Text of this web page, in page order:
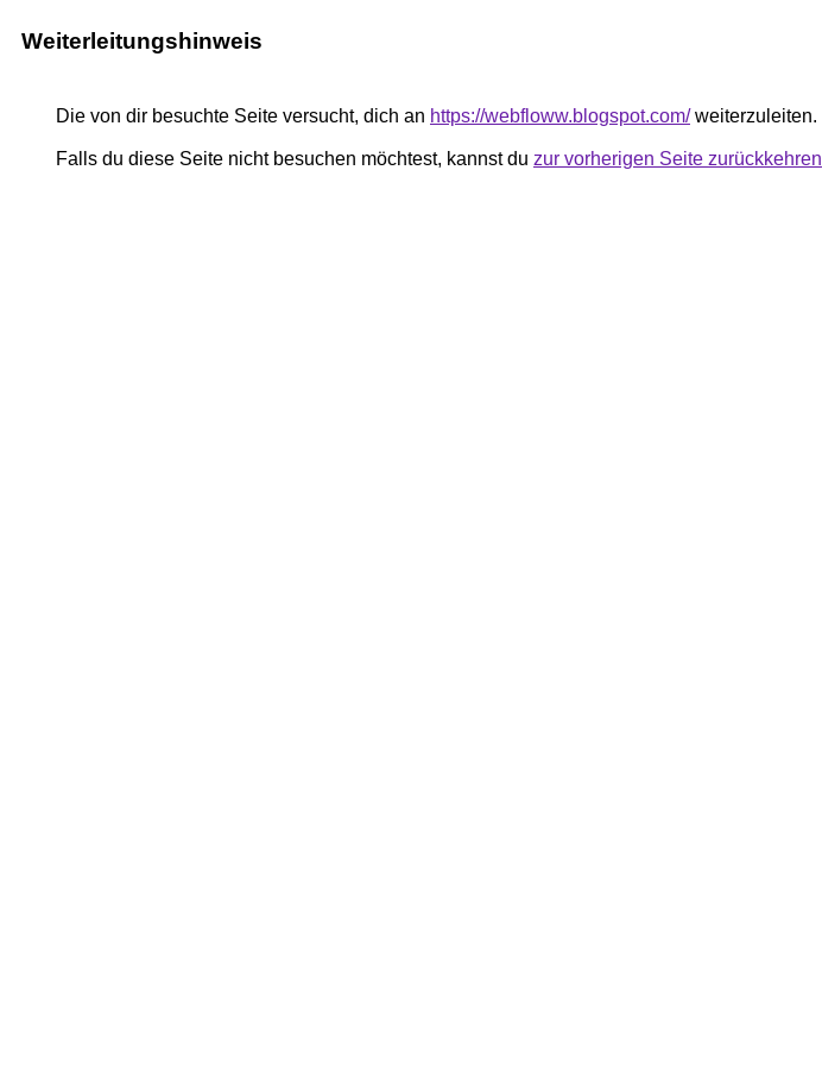
Weiterleitungshinweis
Die von dir besuchte Seite versucht, dich an https://webfloww.blogspot.com/weiterzuleiten.
Falls du diese Seite nicht besuchen möchtest, kannst du zur vorherigen Seite zurückkehren